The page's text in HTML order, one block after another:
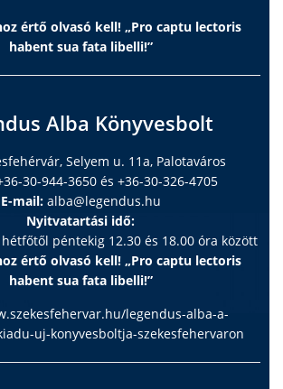
értő olvasó kell! „Pro captu lectoris
habent sua fata libelli!”
Alba Könyvesbolt
Selyem u. 11a, Palotaváros
30-944-3650 és +36-30-326-4705
E-mail: alba@legendus.hu
Nyitvatartási idő:
péntekig 12.30 és 18.00 óra között
értő olvasó kell! „Pro captu lectoris
habent sua fata libelli!”
legendus-alba-a-
uj-konyvesboltja-szekesfehervaron